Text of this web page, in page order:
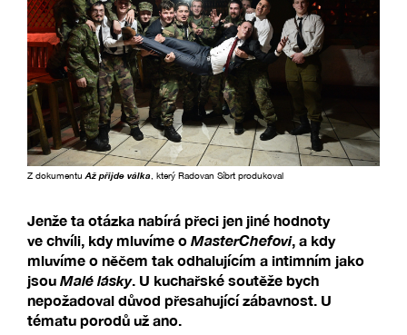
Z dokumentuAž přijde válka, který Radovan Síbrt produkoval
Jenže ta otázka nabírá přeci jen jiné hodnoty
ve chvíli, kdy mluvíme o MasterChefovi, a kdy
mluvíme o něčem tak odhalujícím a intimním jako
jsou Malé lásky. U kuchařské soutěže bych
nepožadoval důvod přesahující zábavnost. U
tématu porodů už ano.